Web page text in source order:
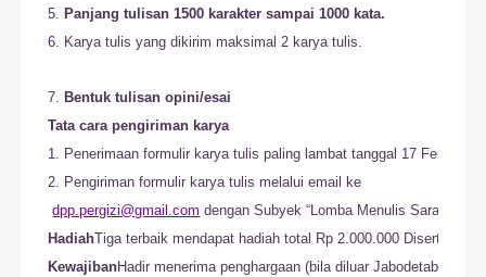
5. Panjang tulisan 1500 karakter sampai 1000 kata.
6. Karya tulis yang dikirim maksimal 2 karya tulis.
7. Bentuk tulisan opini/esai
Tata cara pengiriman karya
1. Penerimaan formulir karya tulis paling lambat tanggal 17 Februari
2. Pengiriman formulir karya tulis melalui email ke
dpp.pergizi@gmail.com
Hadiah
KewajibanHadir menerima penghargaan (bila diluar Jabodetabek